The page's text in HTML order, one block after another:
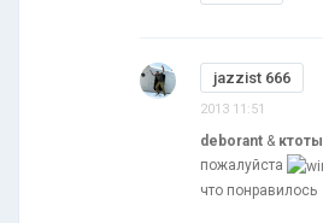
jazzist 666
2013 11:51
deborant &
пожалуйста
что понравилось